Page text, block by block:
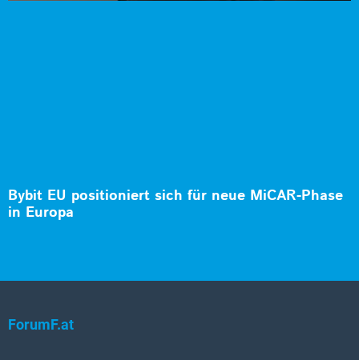
Bybit EU positioniert sich für neue MiCAR-Phase
in Europa
ForumF.at